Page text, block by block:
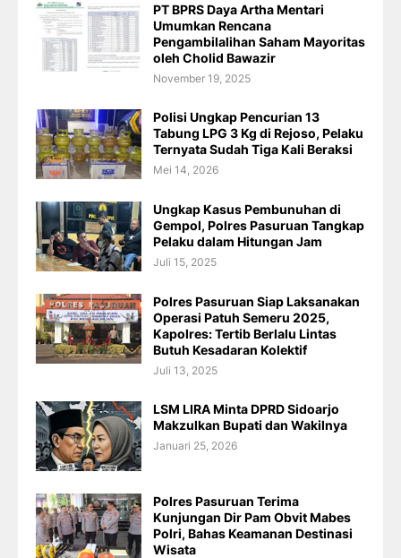
PT BPRS Daya Artha Mentari
Umumkan Rencana
Pengambilalihan Saham Mayoritas
oleh Cholid Bawazir
November 19, 2025
Polisi Ungkap Pencurian 13
Tabung LPG 3 Kg di Rejoso, Pelaku
Ternyata Sudah Tiga Kali Beraksi
Mei 14, 2026
Ungkap Kasus Pembunuhan di
Gempol, Polres Pasuruan Tangkap
Pelaku dalam Hitungan Jam
Juli 15, 2025
Polres Pasuruan Siap Laksanakan
Operasi Patuh Semeru 2025,
Kapolres: Tertib Berlalu Lintas
Butuh Kesadaran Kolektif
Juli 13, 2025
LSM LIRA Minta DPRD Sidoarjo
Makzulkan Bupati dan Wakilnya
Januari 25, 2026
Polres Pasuruan Terima
Kunjungan Dir Pam Obvit Mabes
Polri, Bahas Keamanan Destinasi
Wisata